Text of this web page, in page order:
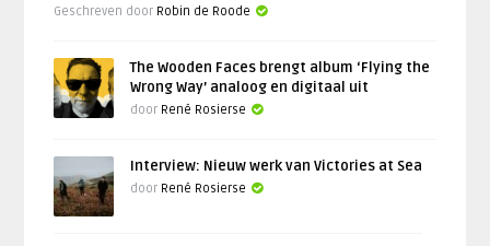
Geschreven door Robin de Roode
The Wooden Faces brengt album ‘Flying the
Wrong Way’ analoog en digitaal uit
door René Rosierse
Interview: Nieuw werk van Victories at Sea
door René Rosierse